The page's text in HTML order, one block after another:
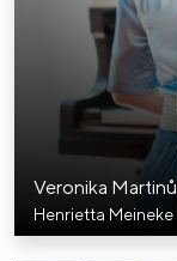
Veronika Martinů
Henrietta Meineke